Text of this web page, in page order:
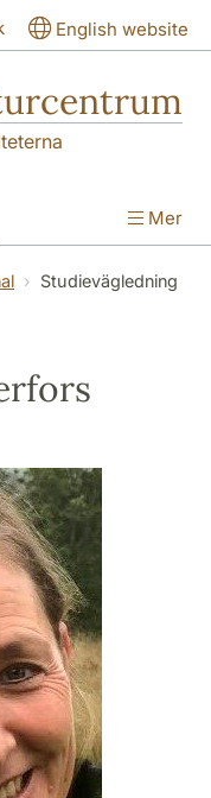
English website
Mer
Studievägledning